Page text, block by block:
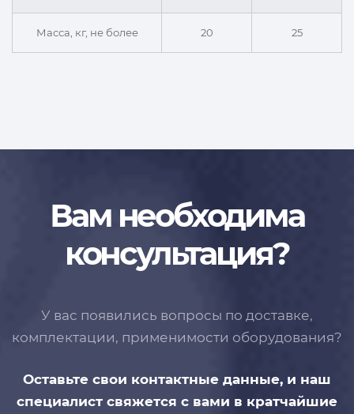
Масса, кг, не более 20 25
Вам необходима
консультация?
У вас появились вопросы по доставке,
комплектации, применимости оборудования?
Оставьте свои контактные данные, и наш
специалист свяжется с вами в кратчайшие